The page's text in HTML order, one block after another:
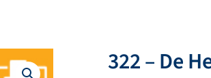
322 – De